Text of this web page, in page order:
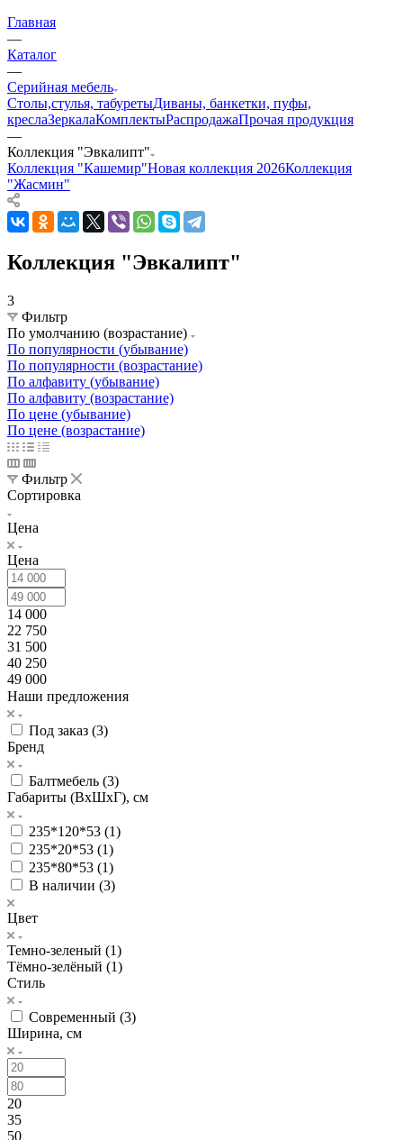
Главная
—
Каталог
—
Серийная мебель
Столы,стулья, табуретыДиваны, банкетки, пуфы,
креслаЗеркалаКомплектыРаспродажаПрочая продукция
—
Коллекция "Эвкалипт"
Коллекция "Кашемир"Новая коллекция 2026Коллекция
"Жасмин"
Коллекция "Эвкалипт"
3
Фильтр
По умолчанию (возрастание)
По популярности (убывание)
По популярности (возрастание)
По алфавиту (убывание)
По алфавиту (возрастание)
По цене (убывание)
По цене (возрастание)
Фильтр
Сортировка
Цена
Цена
14 000
22 750
31 500
40 250
49 000
Наши предложения
Под заказ (3)
Бренд
Балтмебель (3)
Габариты (ВхШхГ), см
235*120*53 (1)
235*20*53 (1)
235*80*53 (1)
В наличии (3)
Цвет
Темно-зеленый (1)
Тёмно-зелёный (1)
Стиль
Современный (3)
Ширина, см
20
35
50